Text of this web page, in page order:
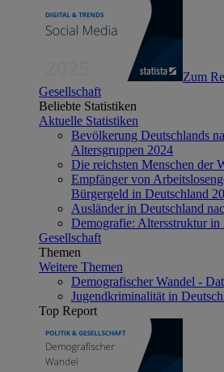
Zum
Gesellschaft
Beliebte Statistiken
Aktuelle Statistiken
Bevölkerung Deutschlands
Altersgruppen 2024
Die reichsten Menschen der
Empfänger von
Bürgergeld in Deutschland
Ausländer in Deutschland
Demografie: Altersstruktur in
Gesellschaft
Themen
Weitere Themen
Demografischer Wandel -
Jugendkriminalität in
Top Report